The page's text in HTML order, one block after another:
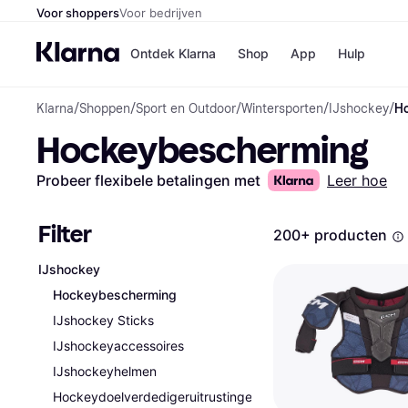
Voor shoppersVoor bedrijven
Ontdek Klarna Shop
Winkels
H&M
App Hulp
Klarna/Shoppen/Sport en Outdoor/Wintersporten/ IJshockey/
Hockeybescherming
Probeer flexibele betalingen met Leer hoe
Filter
IJshockey
Hockeybescherming
IJshockey Sticks
IJshockeyaccessoires
IJshockeyhelmen
Hockeydoelverdedigeruitrustingen
200+ producten